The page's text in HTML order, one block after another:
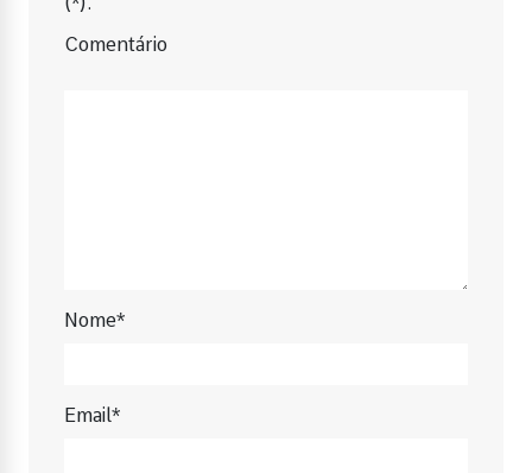
Comentário
Nome*
Email*